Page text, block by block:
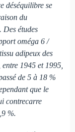
déséquilibre se
du
Des études
oméga 6 /
adipeux des
1945 et 1995,
de 5 à 18 %
que le
contrecarre
%.